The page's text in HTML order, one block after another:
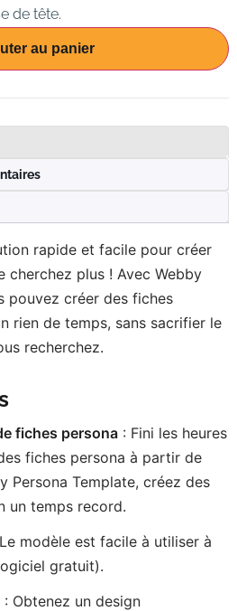
de tête.
au panier
rapide et facile pour créer
cherchez plus ! Avec Webby
pouvez créer des fiches
rien de temps, sans sacrifier le
recherchez.
fiches persona: Fini les heures
fiches persona à partir de
Persona Template, créez des
un temps record.
modèle est facile à utiliser à
gratuit).
: Obtenez un design